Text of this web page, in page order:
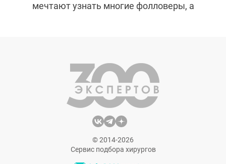
мечтают узнать многие фолловеры, а
уходе за внешностью и пластических
операциях и делится подробностями
личной жизни, несмотря на критику.
© 2014-2026
Сервис подбора хирургов